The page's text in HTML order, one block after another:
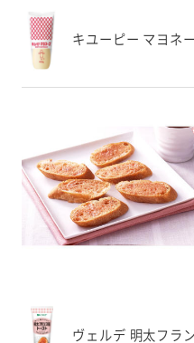
キユーピー マヨネ
ヴェルデ 明太フラ